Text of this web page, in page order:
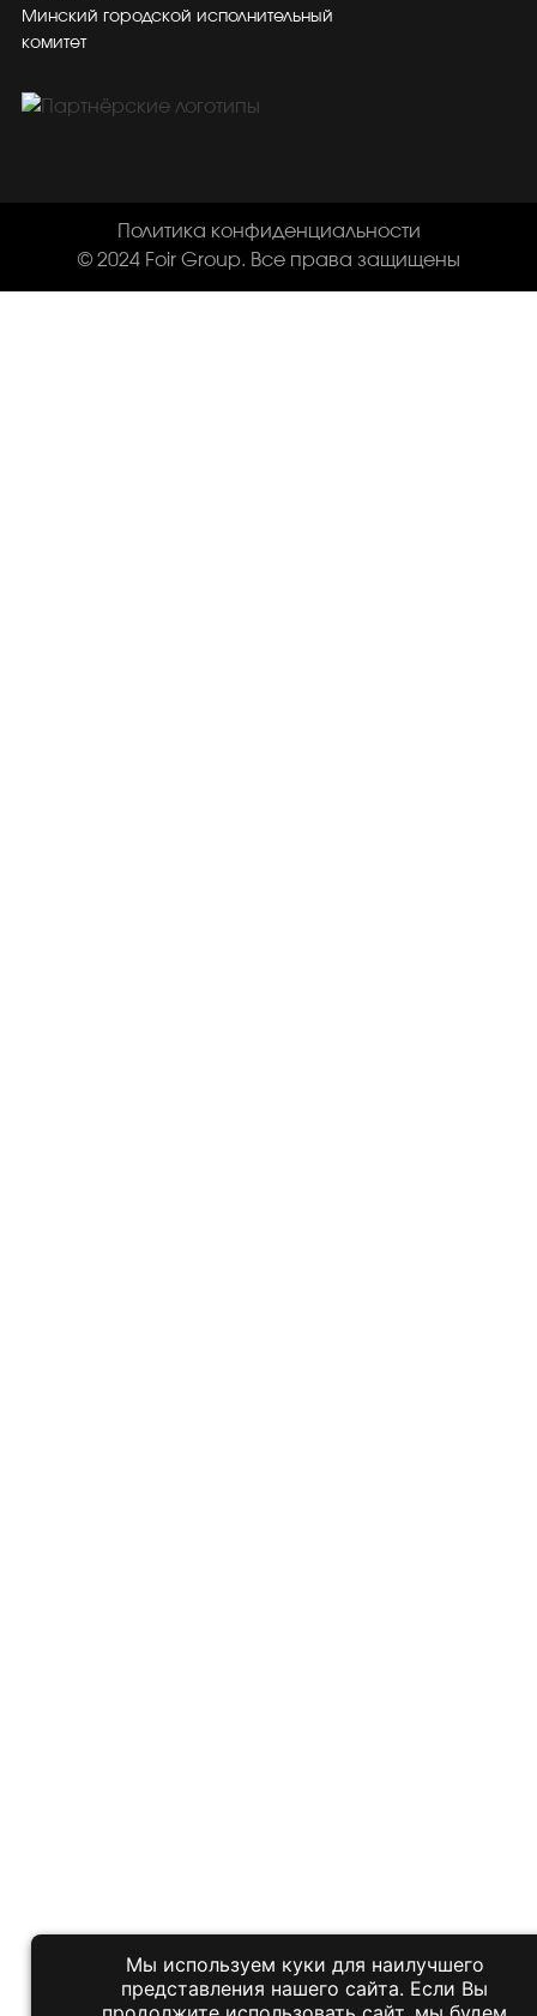
Минский городской исполнительный
комитет
© 2024 Foir Group. Все права защищены
Политика конфиденциальности
Мы используем куки для наилучшего
представления нашего сайта. Если Вы